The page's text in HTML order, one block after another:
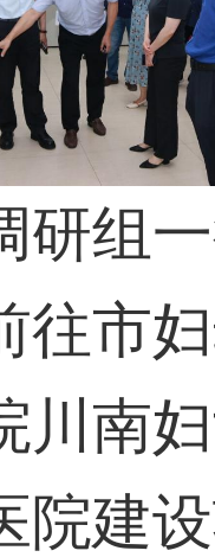
组一
往市
川南
院建